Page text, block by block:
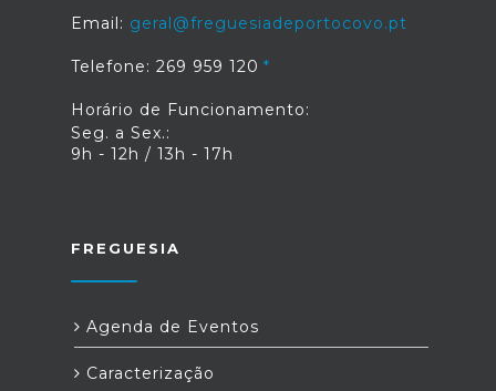
Email: geral@freguesiadeportocovo.pt
Telefone: 269 959 120
Horário de Funcionamento:
Seg. a Sex.:
9h - 12h / 13h - 17h
FREGUESIA
Agenda de Eventos
Caracterização